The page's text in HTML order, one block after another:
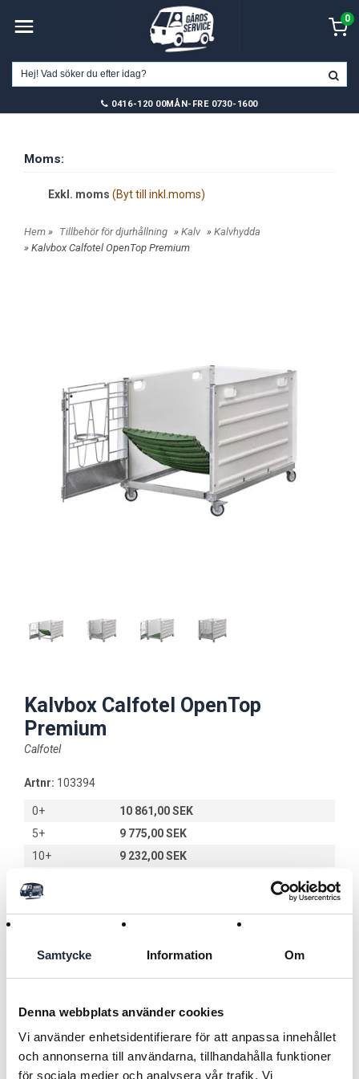
Samtycke Information Om
Denna webbplats använder cookies
Vi använder enhetsidentifierare för att anpassa innehållet
och annonserna till användarna, tillhandahålla funktioner
för sociala medier och analysera vår trafik. Vi
0
0416-120 00MÅN-FRE 0730-1600
Moms:
Exkl. moms (Byt till inkl.moms)
Hem » Tillbehör för djurhållning » Kalv » Kalvhydda
» Kalvbox Calfotel OpenTop Premium
Kalvbox Calfotel OpenTop
Premium
Calfotel
Artnr: 103394
0+
10 861,00 SEK
5+
9 775,00 SEK
10+
9 232,00 SEK
Lägg i kundvagnen
Kalvhydda som är lämplig för lantbrukare som vill hålla sina
Varumärke CalfoTel
Läs mer